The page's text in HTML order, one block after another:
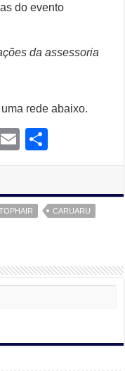
do evento
da assessoria
rede abaixo.
E
eCARUARU